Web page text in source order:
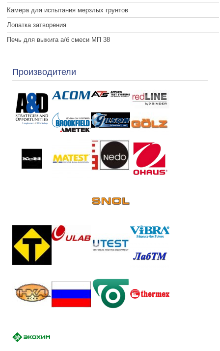
Камера для испытания мерзлых грунтов
Лопатка затворения
Печь для выжига а/б смеси МП 38
Производители